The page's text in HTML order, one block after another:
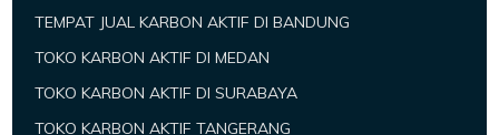
TEMPAT JUAL KARBON AKTIF DI BANDUNG
TOKO KARBON AKTIF DI MEDAN
TOKO KARBON AKTIF DI SURABAYA
TOKO KARBON AKTIF TANGERANG